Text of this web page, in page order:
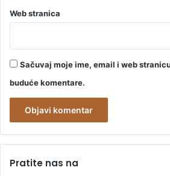
Web stranica
Sačuvaj moje ime, email i web
buduće komentare.
tPratite nas na